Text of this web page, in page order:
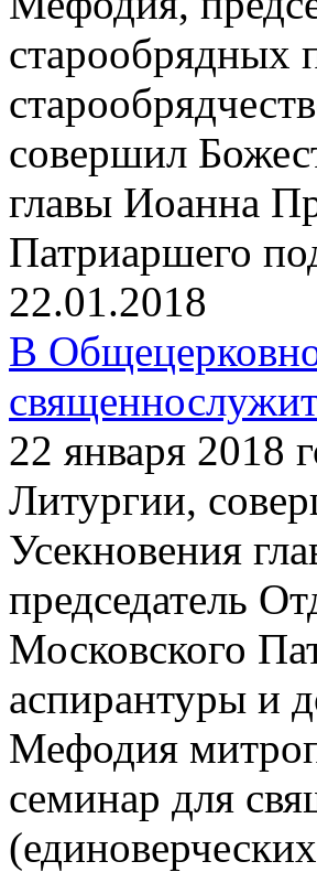
старообрядных
совершил
главы Иоанна
Патриаршего
22.01.2018
В
22 января 2018
Литургии,
Усекновения
председатель
Московского
аспирантуры и
Мефодия
семинар для